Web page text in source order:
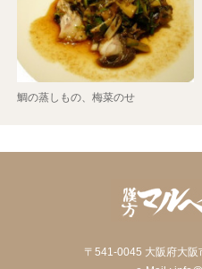
鯛の蒸しもの、梅菜のせ
〒541-0045 大阪府大